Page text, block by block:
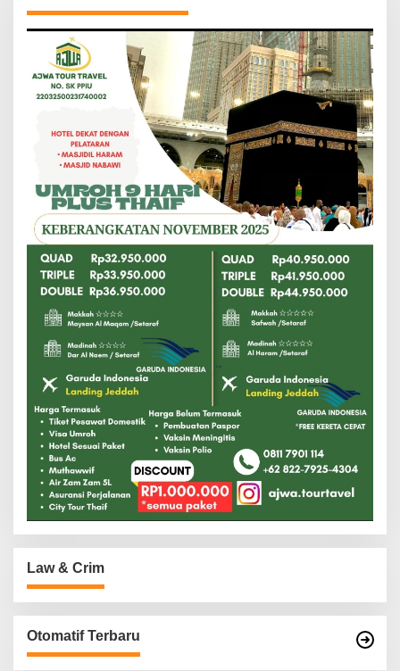
Law & Crim
Otomatif Terbaru